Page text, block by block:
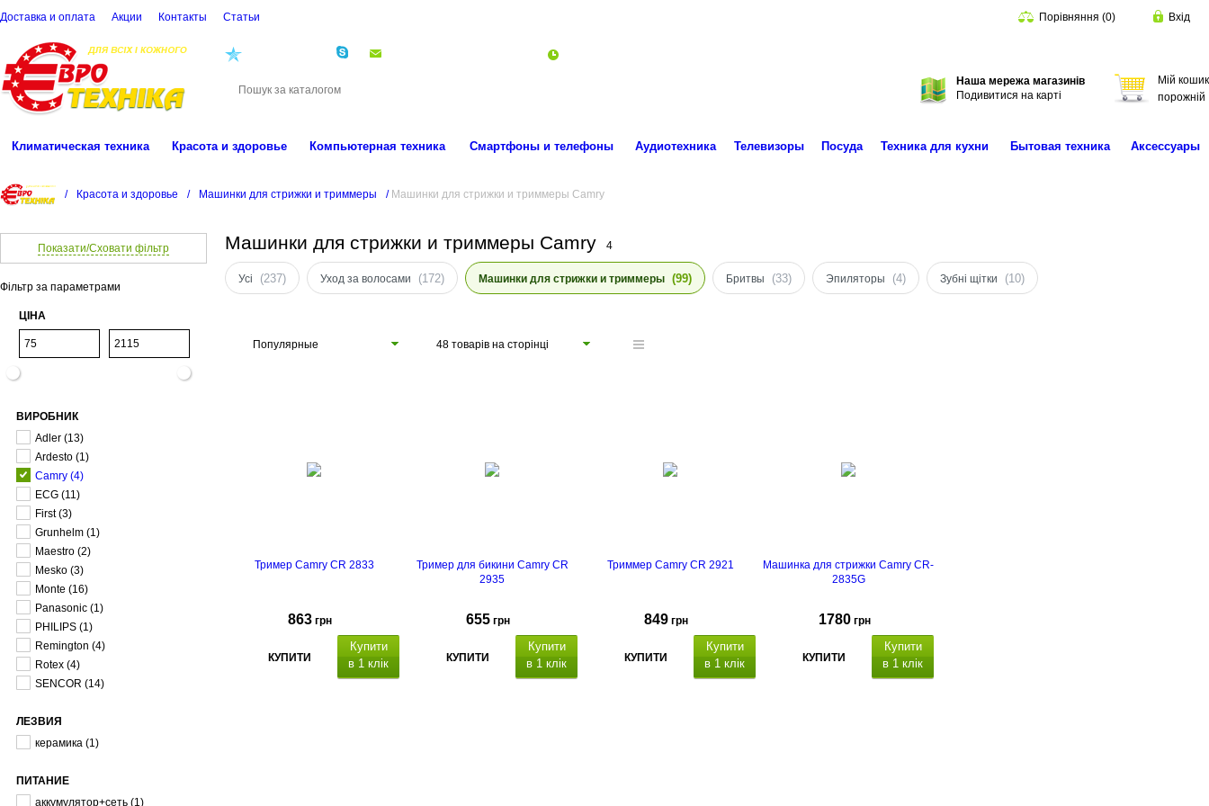
Доставка и оплата Акции Контакты Cтатьи Порівняння (0) Вхід
Наша мережа магазинів
Подивитися на карті
Мій кошик
порожній
Климатическая техника Красота и здоровье Компьютерная техника Смартфоны и телефоны Аудиотехника Телевизоры Посуда Техника для кухни Бытовая техника Аксессуары
/ Красота и здоровье / Машинки для стрижки и триммеры / Машинки для стрижки и триммеры Camry
Показати/Сховати фільтр
Фільтр за параметрами
ЦІНА
ВИРОБНИК
Adler (13)
Ardesto (1)
Camry (4)
ECG (11)
First (3)
Grunhelm (1)
Maestro (2)
Mesko (3)
Monte (16)
Panasonic (1)
PHILIPS (1)
Remington (4)
Rotex (4)
SENCOR (14)
ЛЕЗВИЯ
керамика (1)
ПИТАНИЕ
аккумулятор+сеть (1)
Машинки для стрижки и триммеры Camry 4
Усі (237) Уход за волосами (172) Машинки для стрижки и триммеры (99) Бритвы (33) Эпиляторы (4) Зубні щітки (10)
Популярные 48 товарів на сторінці
Тример Camry CR 2833
863 грн
КУПИТИ
Купити
в 1 клік
Тример для бикини Camry CR
2935
655 грн
КУПИТИ
Купити
в 1 клік
Триммер Camry CR 2921
849 грн
КУПИТИ
Купити
в 1 клік
Машинка для стрижки Camry CR-
2835G
1780 грн
КУПИТИ
Купити
в 1 клік